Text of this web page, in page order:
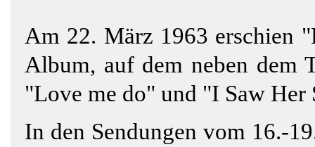
Am 22. März 1963 erschien
Album, auf dem neben dem
"Love me do" und "I Saw Her
In den Sendungen vom 16.-